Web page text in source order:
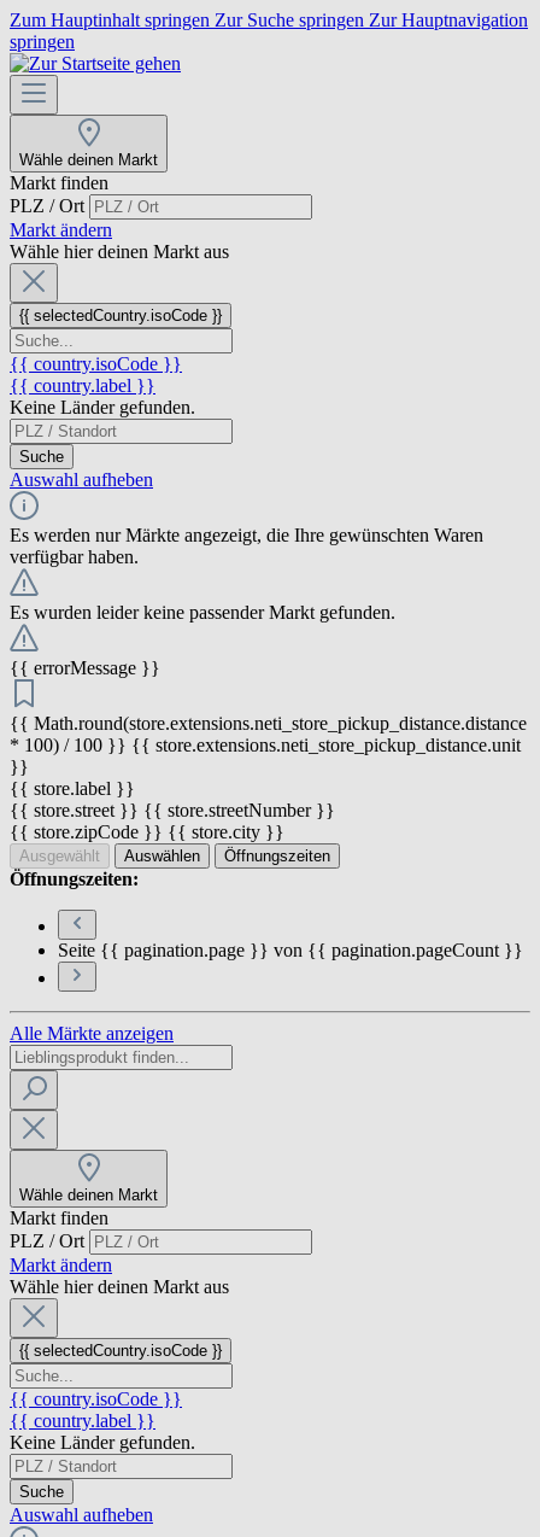
Zum Hauptinhalt springen Zur Suche springen Zur Hauptnavigation
springen
Wähle deinen Markt
Markt finden
PLZ / Ort
Markt ändern
Wähle hier deinen Markt aus
{{ selectedCountry.isoCode }}
{{ country.isoCode }}
{{ country.label }}
Keine Länder gefunden.
Suche
Auswahl aufheben
Es werden nur Märkte angezeigt, die Ihre gewünschten Waren
verfügbar haben.
Es wurden leider keine passender Markt gefunden.
{{ errorMessage }}
{{ Math.round(store.extensions.neti_store_pickup_distance.distance
* 100) / 100 }} {{ store.extensions.neti_store_pickup_distance.unit
}}
{{ store.label }}
{{ store.street }} {{ store.streetNumber }}
{{ store.zipCode }} {{ store.city }}
Ausgewählt Auswählen Öffnungszeiten
Öffnungszeiten:
Seite {{ pagination.page }} von {{ pagination.pageCount }}
Alle Märkte anzeigen
Wähle deinen Markt
Markt finden
PLZ / Ort
Markt ändern
Wähle hier deinen Markt aus
{{ selectedCountry.isoCode }}
{{ country.isoCode }}
{{ country.label }}
Keine Länder gefunden.
Suche
Auswahl aufheben